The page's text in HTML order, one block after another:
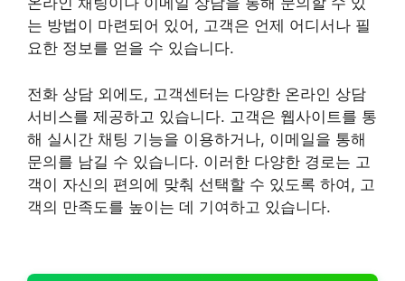
는 방법이 마련되어 있어, 고객은 언제 어디서나 필
요한 정보를 얻을 수 있습니다.
전화 상담 외에도, 고객센터는 다양한 온라인 상담
서비스를 제공하고 있습니다. 고객은 웹사이트를 통
해 실시간 채팅 기능을 이용하거나, 이메일을 통해
문의를 남길 수 있습니다. 이러한 다양한 경로는 고
객이 자신의 편의에 맞춰 선택할 수 있도록 하여, 고
객의 만족도를 높이는 데 기여하고 있습니다.